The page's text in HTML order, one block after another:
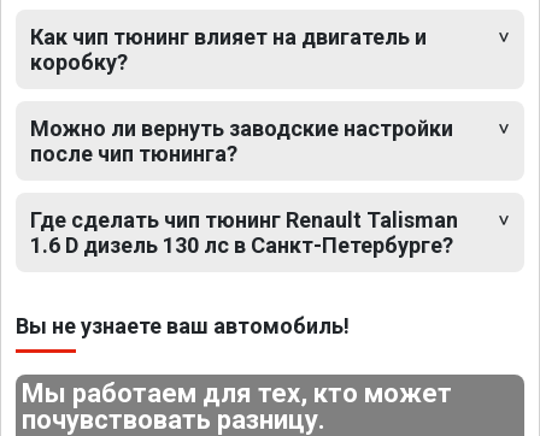
Как чип тюнинг влияет на двигатель и
коробку?
Можно ли вернуть заводские настройки
после чип тюнинга?
Где сделать чип тюнинг Renault Talisman
1.6 D дизель 130 лс в Санкт-Петербурге?
Вы не узнаете ваш автомобиль!
Мы работаем для тех, кто может
почувствовать разницу.